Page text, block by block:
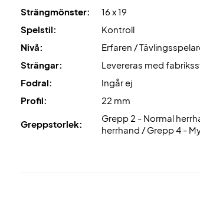
Strängmönster:
16 x 19
Spelstil:
Kontroll
Nivå:
Erfaren /
Strängar:
Levereras med
Fodral:
Ingår ej
Profil:
22 mm
Greppstorlek:
Grepp 2 - Normal
herrhand / Grepp 4 -